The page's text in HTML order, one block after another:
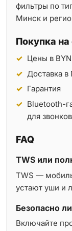
фильтры по
Минск и
Покупка
Цены в BYN
Доставка
Гарантия
Bluetooth-
для звонков
FAQ
TWS или
TWS —
устают уши и
Безопасно
Включайте